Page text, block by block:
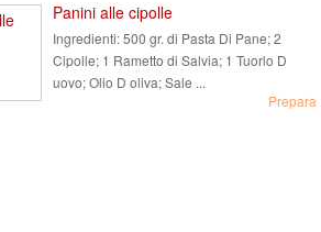
Panini alle cipolle
Ingredienti:500 gr. di Pasta Di Pane; 2
Cipolle; 1 Rametto di Salvia; 1 Tuorlo D
uovo; Olio D oliva; Sale ...
Prepara